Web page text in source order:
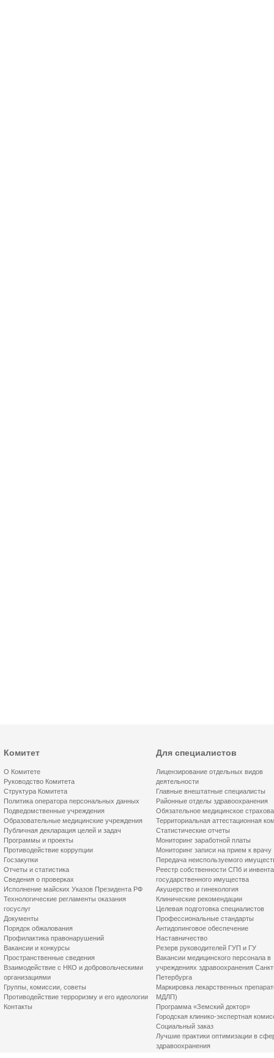
Комитет
О Комитете
Руководство Комитета
Структура Комитета
Политика оператора персональных данных
Подведомственные учреждения
Образовательные медицинские учреждения
Публичная декларация целей и задач
Программы и проекты
Противодействие коррупции
Госзакупки
Отчеты и статистика
Сведения о проверках
Исполнение майских Указов Президента РФ
Технологические регламенты оказания
госуслуг
Документы
Порядок обжалования
Профилактика правонарушений
Вакансии и конкурсы
Пространственные сведения
Взаимодействие с НКО и добровольческими
организациями
Группы, комиссии, советы
Противодействие терроризму и его идеологии
Контакты
Для специалистов
Лицензирование отдельных видов
деятельности
Главные внештатные специалисты
Районные отделы здравоохранения
Обязательное медицинское
Территориальная аттестационная
Статистические отчеты
Мониторинг заработной платы
Мониторинг записи на прием к врачу
Передача неиспользуемого
Реестр собственности СПб и
государственного имущества
Акушерство и гинекология
Клинические рекомендации
Целевая подготовка специалистов
Профессиональные стандарты
Антидопинговое обеспечение
Наставничество
Резерв руководителей ГУП и ГУ
Вакансии медицинского персонала в
учреждениях здравоохранения
Петербурга
Маркировка лекарственных
МДЛП)
Программа «Земский доктор»
Городская клинико-экспертная
Социальный заказ
Лучшие практики оптимизации в
здравоохранения